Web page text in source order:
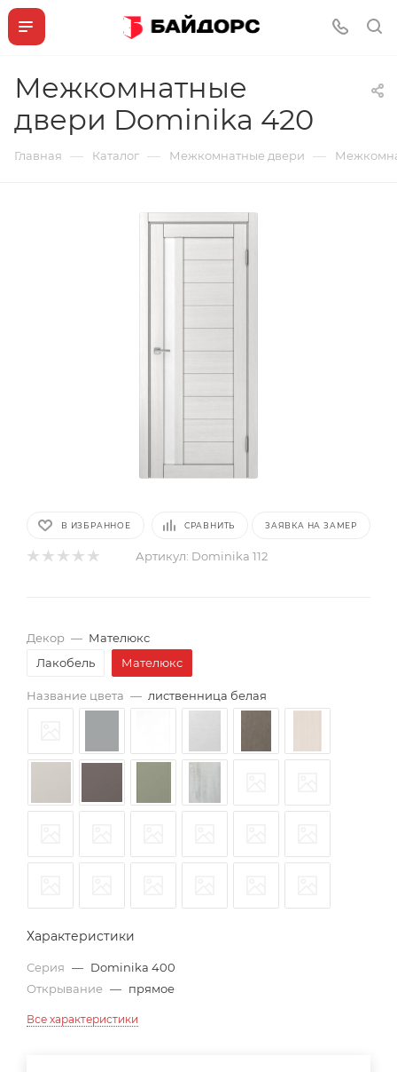
Межкомнатные
двери Dominika 420
Главная — Каталог — Межкомнатные двери —
В ИЗБРАННОЕ СРАВНИТЬ ЗАЯВКА НА ЗАМЕР
Артикул: Dominika 112
Декор — Мателюкс
Лакобель
Мателюкс
Название цвета — лиственница белая
Характеристики
Серия — Dominika 400
Открывание — прямое
Все характеристики